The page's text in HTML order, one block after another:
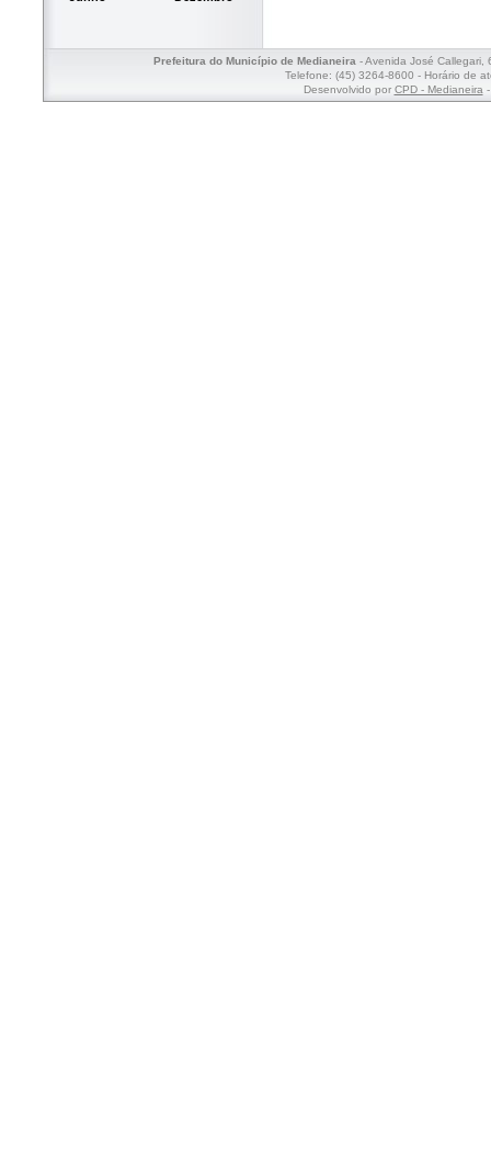
Prefeitura do Município de Medianeira- Avenida José Callegari,
Telefone: (45) 3264-8600 - Horário de
Desenvolvido por CPD - Medianeira-